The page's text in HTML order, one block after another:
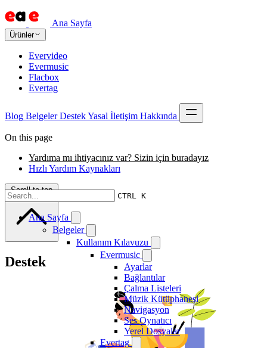
Ana Sayfa
Ürünler
Evervideo
Evermusic
Flacbox
Evertag
Blog Belgeler DestekYasal İletişim Hakkında
CTRL K
Ana Sayfa
Belgeler
Kullanım Kılavuzu
Evermusic
Ayarlar
Bağlantılar
Çalma Listeleri
Müzik Kütüphanesi
Navigasyon
Ses Oynatıcı
Yerel Dosyalar
Evertag
On this page
Yardıma mı ihtiyacınız var? Sizin için buradayız
Hızlı Yardım Kaynakları
Scroll to top
Destek